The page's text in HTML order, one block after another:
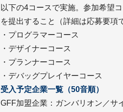
以下の4コースで実施。参加希望
を提出すること（詳細は応募要項
・プログラマーコース
・デザイナーコース
・プランナーコース
・デバッグプレイヤーコース
受入予定企業一覧（50音順）
GFF加盟企業：ガンバリオン／サ